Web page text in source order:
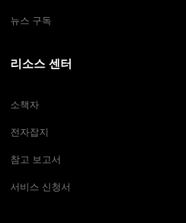
뉴스 구독
리소스 센터
소책자
전자잡지
참고 보고서
서비스 신청서